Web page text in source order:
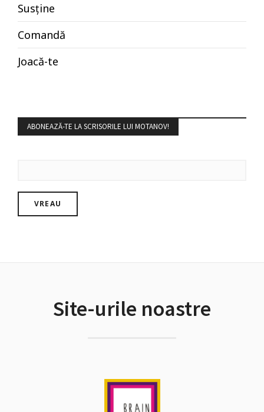
Susține
Comandă
Joacă-te
ABONEAZĂ-TE LA SCRISORILE LUI MOTANOV!
Site-urile noastre